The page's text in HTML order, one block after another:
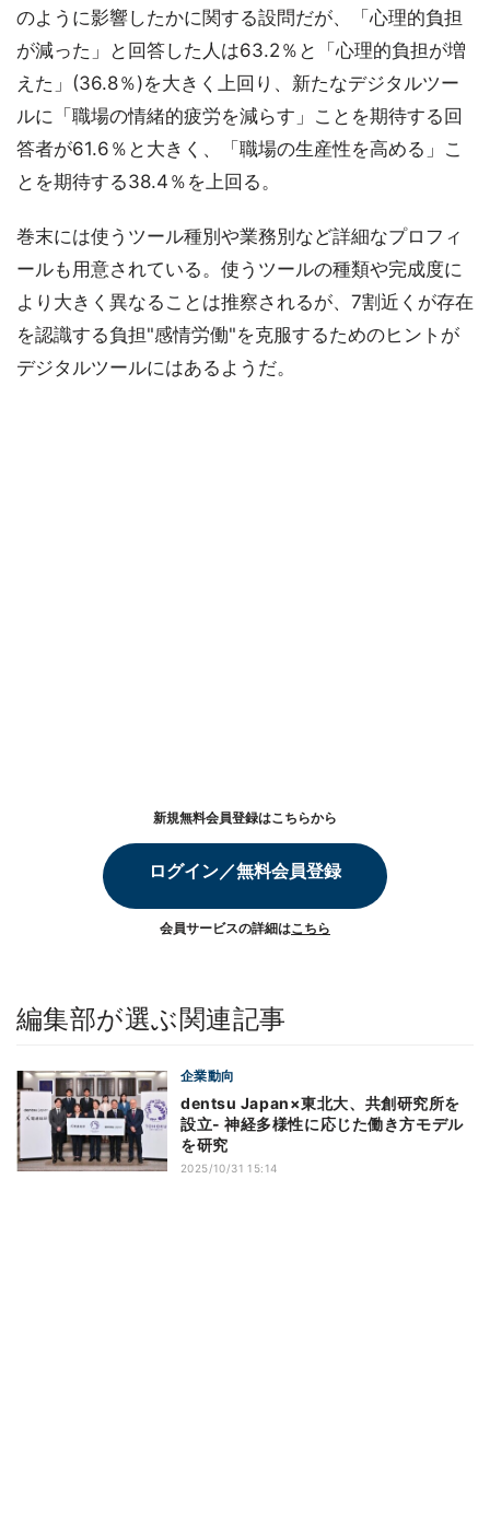
のように影響したかに関する設問だが、「心理的負担
が減った」と回答した人は63.2％と「心理的負担が増
えた」(36.8％)を大きく上回り、新たなデジタルツー
ルに「職場の情緒的疲労を減らす」ことを期待する回
答者が61.6％と大きく、「職場の生産性を高める」こ
とを期待する38.4％を上回る。
巻末には使うツール種別や業務別など詳細なプロフィ
ールも用意されている。使うツールの種類や完成度に
より大きく異なることは推察されるが、7割近くが存在
を認識する負担"感情労働"を克服するためのヒントが
デジタルツールにはあるようだ。
新規無料会員登録はこちらから
ログイン／無料会員登録
会員サービスの詳細はこちら
編集部が選ぶ関連記事
企業動向
dentsu Japan×東北大、共創研究所を
設立- 神経多様性に応じた働き方モデル
を研究
2025/10/31 15:14